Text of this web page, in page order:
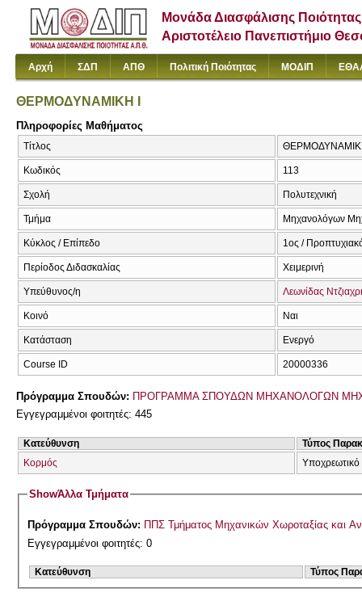
Μονάδα Διασφάλισης Ποιότητας
Αριστοτέλειο Πανεπιστήμιο
Αρχή ΣΔΠ ΑΠΘ Πολιτική Ποιότητας ΜΟΔΙΠ
ΘΕΡΜΟΔΥΝΑΜΙΚΗ Ι
Πληροφορίες Μαθήματος
Τίτλος ΘΕΡΜΟΔΥΝΑΜΙΚΗ
Κωδικός 113
Σχολή Πολυτεχνική
Τμήμα Μηχανολόγων
Κύκλος / Επίπεδο 1ος /
Περίοδος Διδασκαλίας Χειμερινή
Υπεύθυνος/η Λεωνίδας
Κοινό Ναι
Κατάσταση Ενεργό
Course ID 20000336
Πρόγραμμα Σπουδών: ΠΡΟΓΡΑΜΜΑ ΣΠΟΥΔΩΝ ΜΗΧΑΝΟΛΟΓΩΝ
Εγγεγραμμένοι φοιτητές: 445
Κατεύθυνση
Τύπος
Κορμός
Υποχρεωτικό
ShowΆλλα Τμήματα
Πρόγραμμα Σπουδών: ΠΠΣ Τμήματος Μηχανικών Χωροταξίας και
Εγγεγραμμένοι φοιτητές: 0
Κατεύθυνση Τύπος